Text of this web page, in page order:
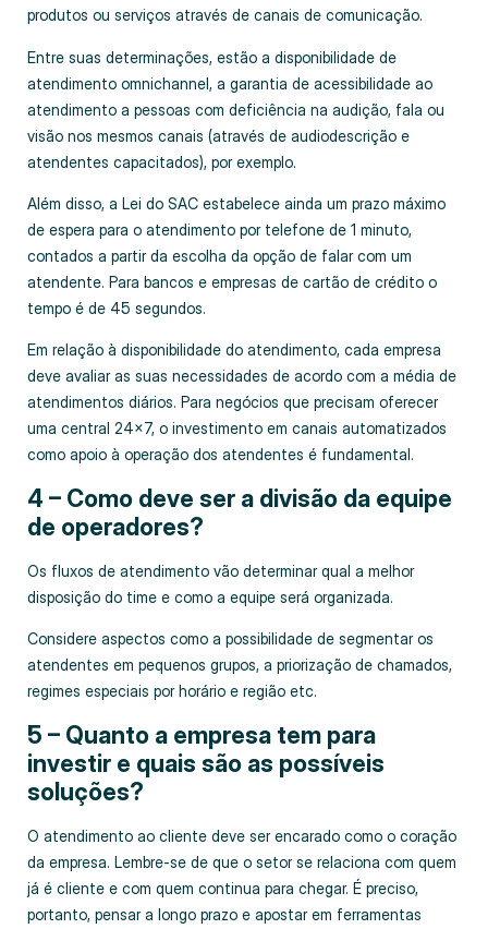
produtos ou serviços através de canais de comunicação.
Entre suas determinações, estão a disponibilidade de
atendimento omnichannel, a garantia de acessibilidade ao
atendimento a pessoas com deficiência na audição, fala ou
visão nos mesmos canais (através de audiodescrição e
atendentes capacitados), por exemplo.
Além disso, a Lei do SAC estabelece ainda um prazo máximo
de espera para o atendimento por telefone de 1 minuto,
contados a partir da escolha da opção de falar com um
atendente. Para bancos e empresas de cartão de crédito o
tempo é de 45 segundos.
Em relação à disponibilidade do atendimento, cada empresa
deve avaliar as suas necessidades de acordo com a média de
atendimentos diários. Para negócios que precisam oferecer
uma central 24×7, o investimento em canais automatizados
como apoio à operação dos atendentes é fundamental.
4 – Como deve ser a divisão da equipe
de operadores?
Os fluxos de atendimento vão determinar qual a melhor
disposição do time e como a equipe será organizada.
Considere aspectos como a possibilidade de segmentar os
atendentes em pequenos grupos, a priorização de chamados,
regimes especiais por horário e região etc.
5 – Quanto a empresa tem para
investir e quais são as possíveis
soluções?
O atendimento ao cliente deve ser encarado como o coração
da empresa. Lembre-se de que o setor se relaciona com quem
já é cliente e com quem continua para chegar. É preciso,
portanto, pensar a longo prazo e apostar em ferramentas